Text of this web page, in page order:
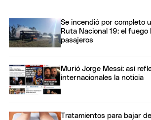
Se incendió por completo
Ruta Nacional 19: el fuego
pasajeros
Murió Jorge Messi: así
internacionales la noticia
Tratamientos para bajar